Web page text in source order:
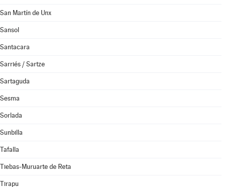
San Martín de Unx
Sansol
Santacara
Sarriés / Sartze
Sartaguda
Sesma
Sorlada
Sunbilla
Tafalla
Tiebas-Muruarte de Reta
Tirapu